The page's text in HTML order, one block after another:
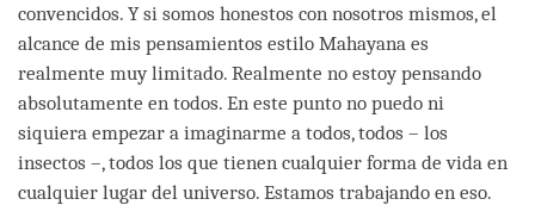
convencidos. Y si somos honestos con nosotros mismos, el
alcance de mis pensamientos estilo Mahayana es
realmente muy limitado. Realmente no estoy pensando
absolutamente en todos. En este punto no puedo ni
siquiera empezar a imaginarme a todos, todos – los
insectos –, todos los que tienen cualquier forma de vida en
cualquier lugar del universo. Estamos trabajando en eso.